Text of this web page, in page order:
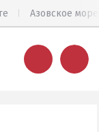
Азовское море